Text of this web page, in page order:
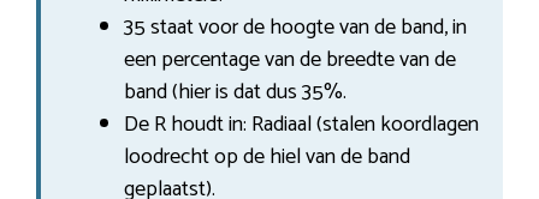
35 staat voor de hoogte van de band, in
een percentage van de breedte van de
band (hier is dat dus 35%.
De R houdt in: Radiaal (stalen koordlagen
loodrecht op de hiel van de band
geplaatst).